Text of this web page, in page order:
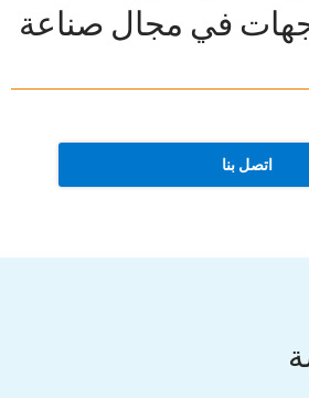
في مجال صناعة
اتصل بنا